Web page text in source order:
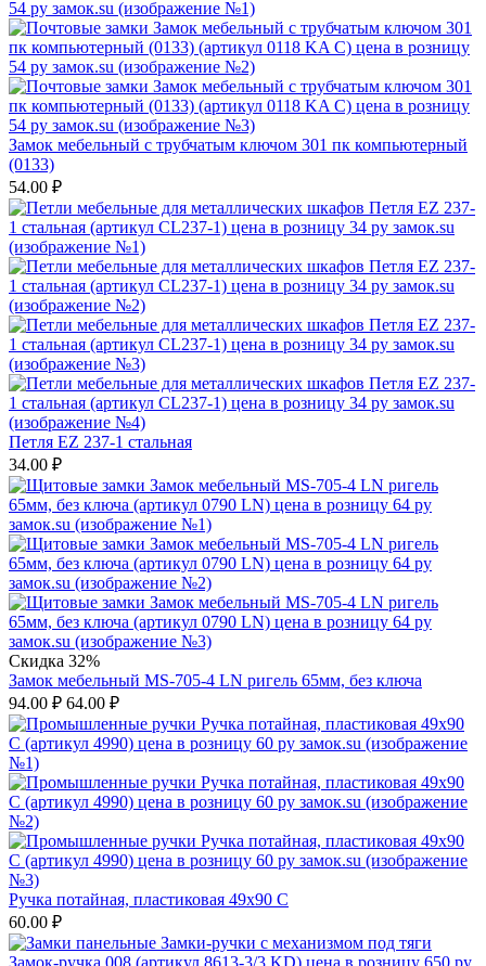
Замок мебельный с трубчатым ключом 301 пк компьютерный
(0133)
54.00 ₽
Петля EZ 237-1 стальная
34.00 ₽
Скидка 32%
Замок мебельный MS-705-4 LN ригель 65мм, без ключа
94.00 ₽ 64.00 ₽
Ручка потайная, пластиковая 49х90 С
60.00 ₽